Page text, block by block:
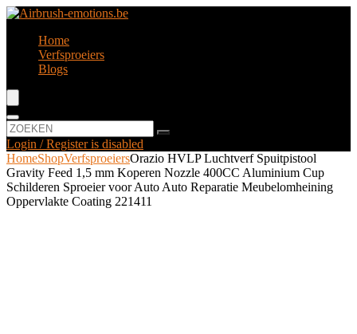
Home
Verfsproeiers
Blogs
Login / Register is disabled
HomeShopVerfsproeiersOrazio HVLP Luchtverf Spuitpistool
Gravity Feed 1,5 mm Koperen Nozzle 400CC Aluminium Cup
Schilderen Sproeier voor Auto Auto Reparatie Meubelomheining
Oppervlakte Coating 221411